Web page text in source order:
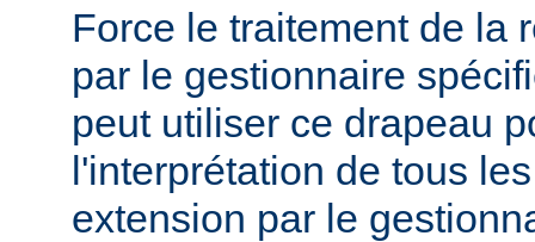
Force le traitement de la
par le gestionnaire
peut utiliser ce drapeau
l'interprétation de tous
extension par le